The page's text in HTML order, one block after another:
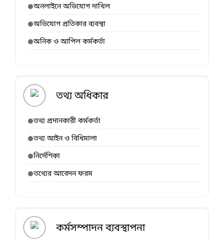
অনলাইনে অভিযোগ দাখিল
অভিযোগ প্রতিকার ব্যবস্থা
অনিক ও আপিল কর্মকর্তা
তথ্য অধিকার
তথ্য প্রদানকারী কর্মকর্তা
তথ্য আইন ও বিধিমালা
নির্দেশিকা
তথ্যের আবেদন ফরম
কর্মসম্পাদন ব্যবস্থাপনা